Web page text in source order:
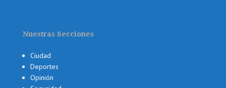
Nuestras Secciones
Ciudad
Deportes
Opinión